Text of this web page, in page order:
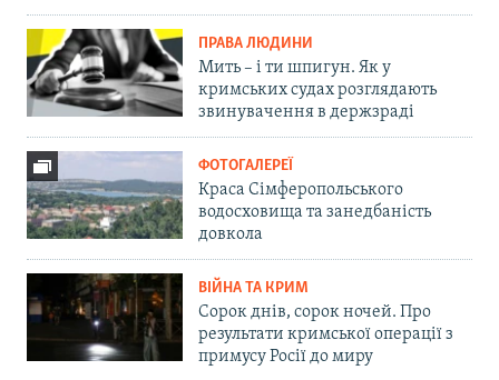
ПРАВА ЛЮДИНИ
Мить – і ти шпигун. Як у
кримських судах розглядають
звинувачення в держзраді
ФОТОГАЛЕРЕЇ
Краса Сімферопольського
водосховища та занедбаність
довкола
ВІЙНА ТА КРИМ
Сорок днів, сорок ночей. Про
результати кримської операції з
примусу Росії до миру